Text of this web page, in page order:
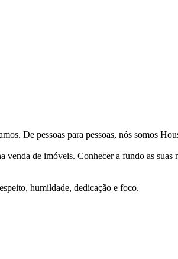
De pessoas para pessoas, nós somos
de imóveis. Conhecer a fundo as
humildade, dedicação e foco.